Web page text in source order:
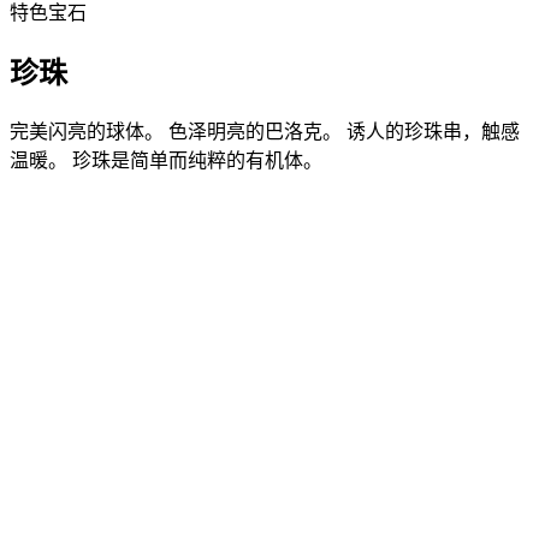
特色宝石
珍珠
完美闪亮的球体。 色泽明亮的巴洛克。 诱人的珍珠串，触感
温暖。 珍珠是简单而纯粹的有机体。